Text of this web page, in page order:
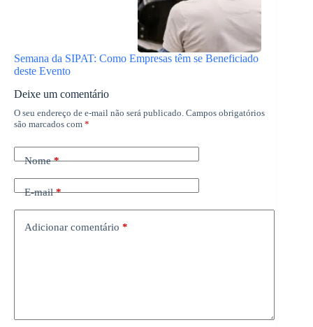
Semana da SIPAT: Como Empresas têm se Beneficiado
deste Evento
Deixe um comentário
O seu endereço de e-mail não será publicado. Campos obrigatórios
são marcados com *
Nome*
E-mail*
Adicionar comentário *